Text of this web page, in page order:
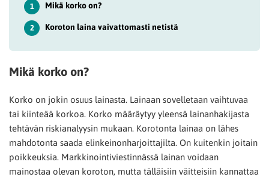
1 Mikä korko on?
2 Koroton laina vaivattomasti netistä
Mikä korko on?
Korko on jokin osuus lainasta. Lainaan sovelletaan vaihtuvaa
tai kiinteää korkoa. Korko määräytyy yleensä lainanhakijasta
tehtävän riskianalyysin mukaan. Korotonta lainaa on lähes
mahdotonta saada elinkeinonharjoittajilta. On kuitenkin joitain
poikkeuksia. Markkinointiviestinnässä lainan voidaan
mainostaa olevan koroton, mutta tälläisiin väitteisiin kannattaa